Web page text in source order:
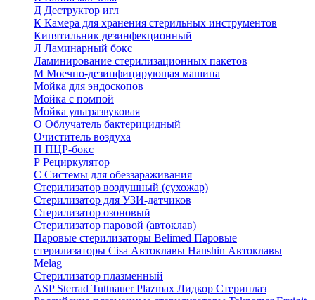
Д Деструктор игл
К Камера для хранения стерильных инструментов
Кипятильник дезинфекционный
Л Ламинарный бокс
Ламинирование стерилизационных пакетов
М Моечно-дезинфицирующая машина
Мойка для эндоскопов
Мойка с помпой
Мойка ультразвуковая
О Облучатель бактерицидный
Очиститель воздуха
П ПЦР-бокс
Р Рециркулятор
С Системы для обеззараживания
Стерилизатор воздушный (сухожар)
Стерилизатор для УЗИ-датчиков
Стерилизатор озоновый
Стерилизатор паровой (автоклав)
Паровые стерилизаторы Belimed Паровые
стерилизаторы Cisa Автоклавы Hanshin Автоклавы
Melag
Стерилизатор плазменный
ASP Sterrad Tuttnauer Plazmax Лидкор Стериплаз